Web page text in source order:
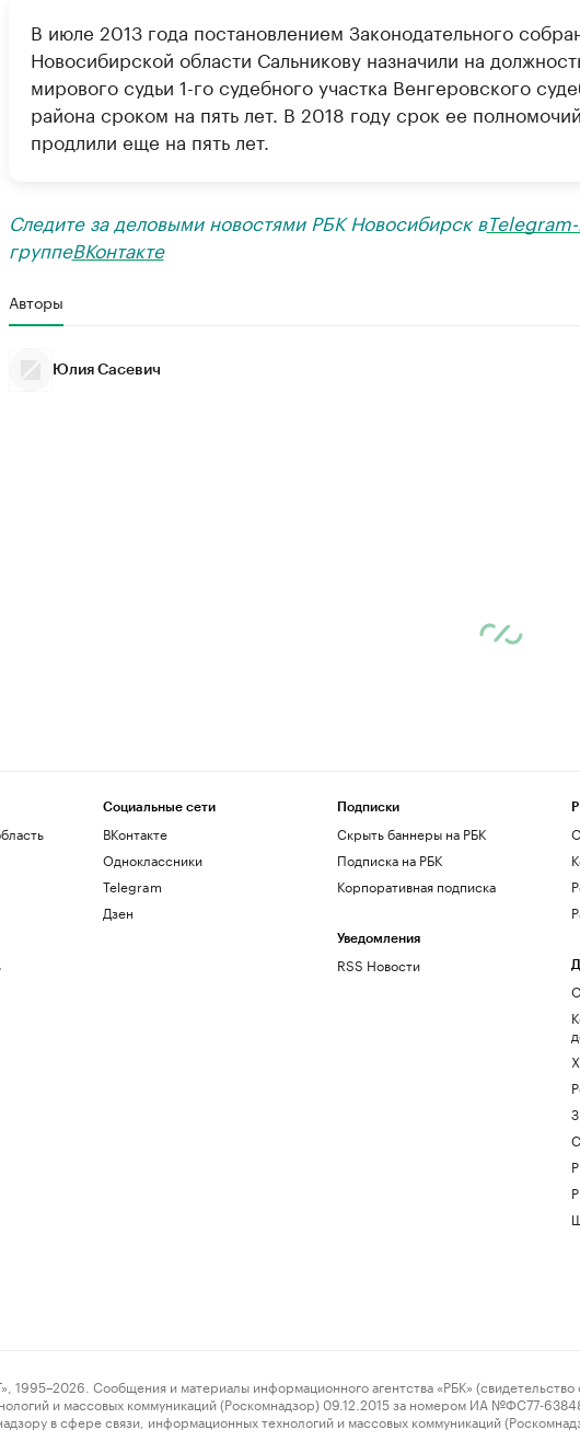
В июле 2013 года постановлением Законодательного
Новосибирской области Сальникову назначили на
мирового судьи 1-го судебного участка Венгеровского
района сроком на пять лет. В 2018 году срок ее полномочий
продлили еще на пять лет.
Следите за деловыми новостями РБК Новосибирск в
группеВКонтакте
Авторы
Юлия Сасевич
Социальные сети
ВКонтакте
Одноклассники
Telegram
Дзен
Подписки
Скрыть баннеры на РБК
Подписка на РБК
Корпоративная подписка
Уведомления
RSS Новости
Сообщения и материалы информационного агентства «РБК» (свидетельство
и массовых коммуникаций (Роскомнадзор) 09.12.2015 за номером ИА №ФС77-
в сфере связи, информационных технологий и массовых коммуникаций